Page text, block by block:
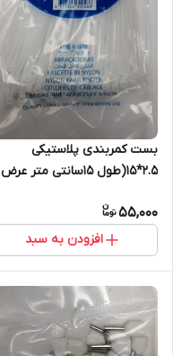
بست کمربندی پلاستیکی
2.5*15(طول 15سانتی متر عرض
100عددی)
55,000
افزودن به سبد